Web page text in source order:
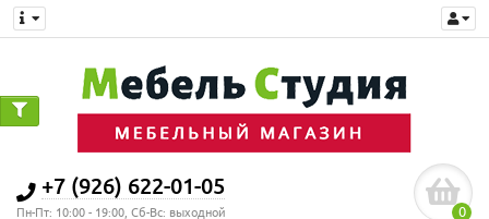
+7 (926) 622-01-05
Пн-Пт: 10:00 - 19:00, Сб-Вс: выходной 0